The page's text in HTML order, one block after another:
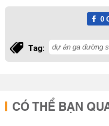
0
Tag: dự án ga đường
CÓ THỂ BẠN